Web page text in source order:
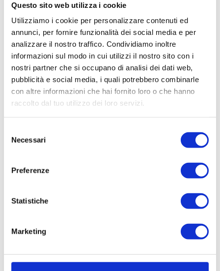
Questo sito web utilizza i cookie
Utilizziamo i cookie per personalizzare contenuti ed
annunci, per fornire funzionalità dei social media e per
analizzare il nostro traffico. Condividiamo inoltre
informazioni sul modo in cui utilizzi il nostro sito con i
nostri partner che si occupano di analisi dei dati web,
pubblicità e social media, i quali potrebbero combinarle
con altre informazioni che hai fornito loro o che hanno
raccolto dal tuo utilizzo dei loro servizi.
delNecessari
Preferenze
Statistiche
Marketing
Cod. 8069
Logistica in Affitto
a Triuggio
Proponiamo in locazione nel comune di Triuggio, a
pochi Km da Monza, immobile ad uso logistico di
mq. 1.350 ca., dotato di celle frigorifere in positivo;...
DETTAGLI